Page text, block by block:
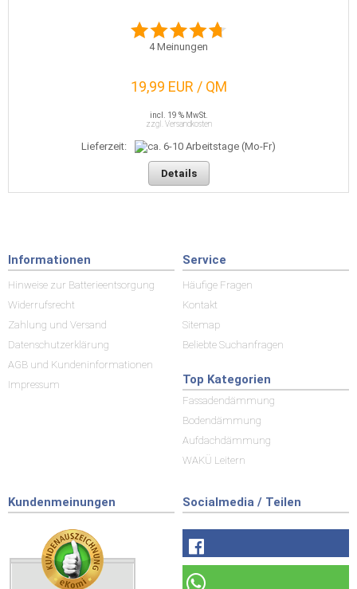
4Meinungen
19,99 EUR / QM
incl. 19 % MwSt.
zzgl. Versandkosten
Lieferzeit:
Details
Informationen
Hinweise zur Batterieentsorgung
Widerrufsrecht
Zahlung und Versand
Datenschutzerklärung
AGB und Kundeninformationen
Impressum
Service
Häufige Fragen
Kontakt
Sitemap
Beliebte Suchanfragen
Top Kategorien
Fassadendämmung
Bodendämmung
Aufdachdämmung
WAKÜ Leitern
Kundenmeinungen Socialmedia / Teilen